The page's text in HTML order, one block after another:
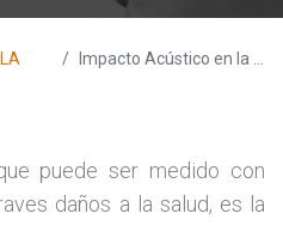
Impacto Acústico en la ciudad
puede ser medido con
daños a la salud, es la